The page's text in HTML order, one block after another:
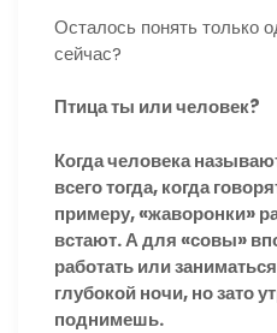
Осталось понять только
сейчас?
Птица ты или человек?
Когда человека
всего тогда, когда
примеру, «жаворонки»
встают. А для «совы»
работать или
глубокой ночи, но зато
поднимешь.